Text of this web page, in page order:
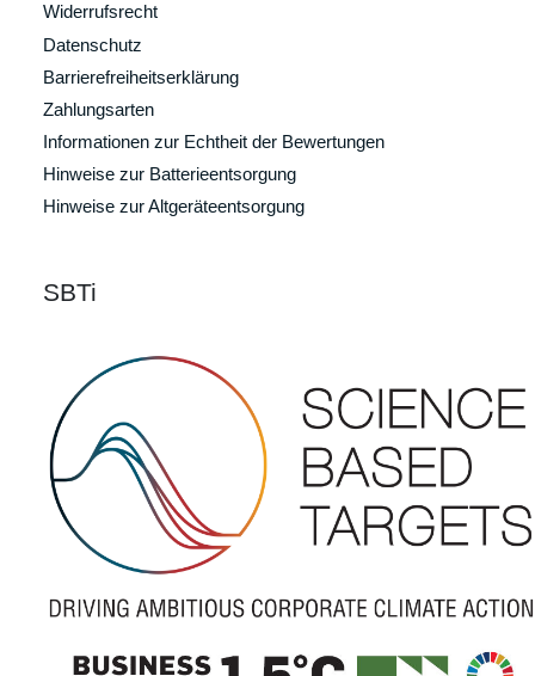
Widerrufsrecht
Datenschutz
Barrierefreiheitserklärung
Zahlungsarten
Informationen zur Echtheit der Bewertungen
Hinweise zur Batterieentsorgung
Hinweise zur Altgeräteentsorgung
SBTi